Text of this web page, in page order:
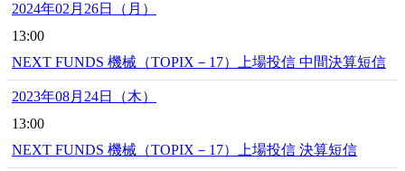
2024年02月26日（月）
13:00
NEXT FUNDS 機械（TOPIX－17）上場投信 中間決算短信
2023年08月24日（木）
13:00
NEXT FUNDS 機械（TOPIX－17）上場投信 決算短信